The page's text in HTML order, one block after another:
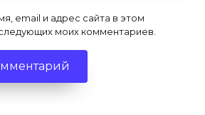
email и адрес сайта в этом
моих комментариев.